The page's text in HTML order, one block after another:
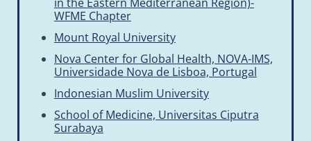
WFME Chapter
Mount Royal University
Nova Center for Global Health, NOVA-IMS,
Universidade Nova de Lisboa, Portugal
Indonesian Muslim University
School of Medicine, Universitas Ciputra
Surabaya